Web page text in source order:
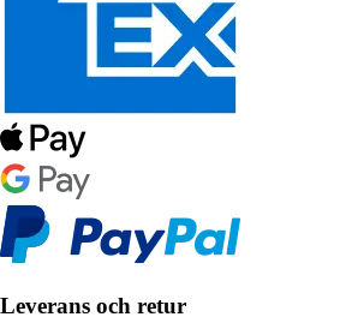
Leverans och retur